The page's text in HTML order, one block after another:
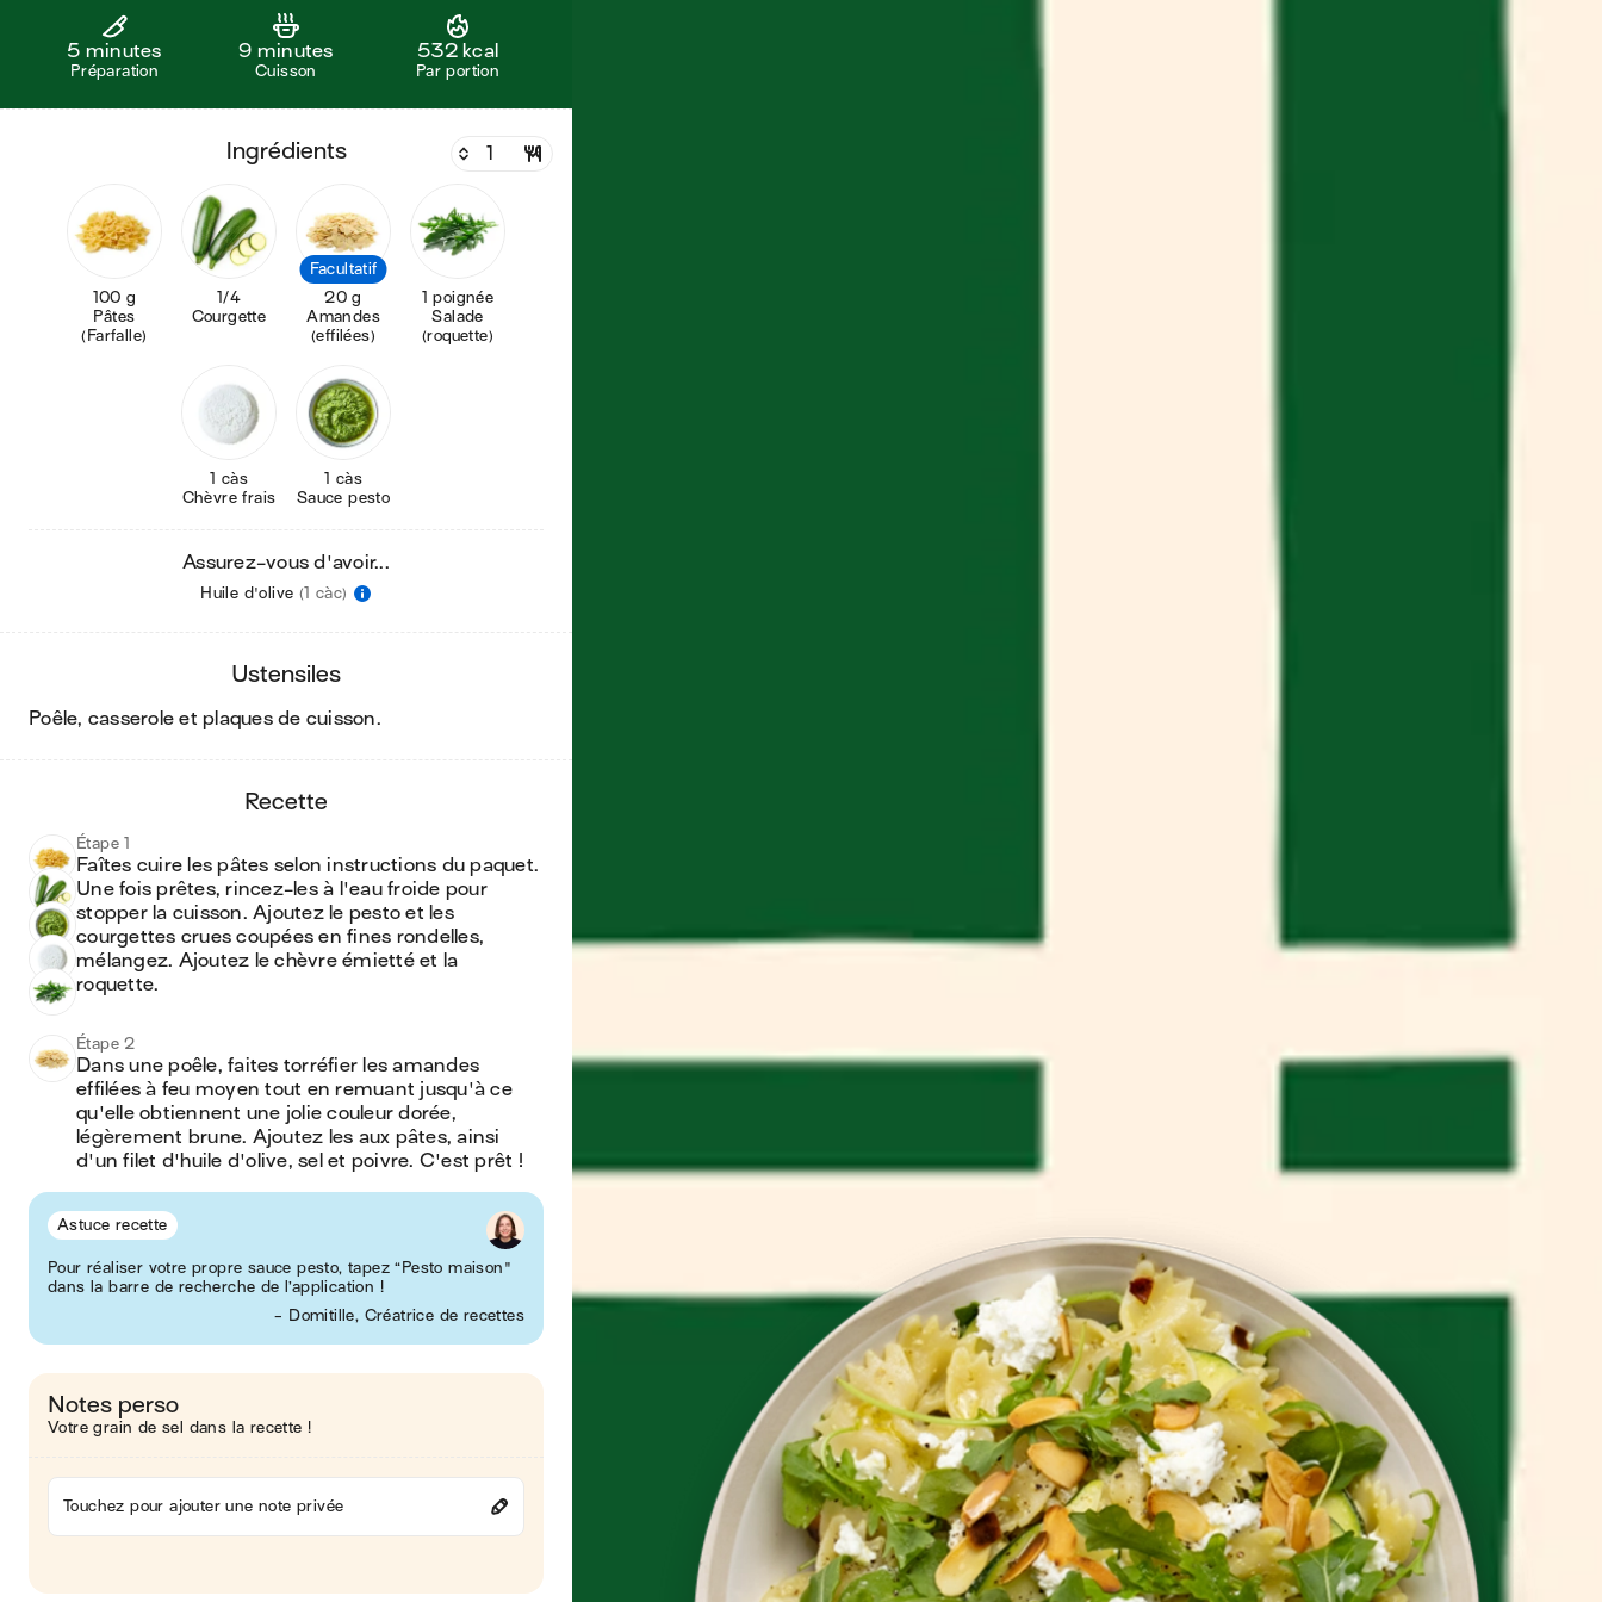
5 minutes
Préparation
9 minutes
Cuisson
532 kcal
Par portion
ingrédients
100 g
Pâtes
(Farfalle)
1/4
Courgette
Facultatif
20 g
Amandes
(effilées)
1 poignée
Salade
(roquette)
1 càs
Chèvre frais
1 càs
Sauce pesto
Assurez-vous d'avoir...
Huile d'olive (1 càc)
ustensiles
poêle, casserole et plaques de cuisson.
recette
Étape 1
Faîtes cuire les pâtes selon instructions du paquet.
Une fois prêtes, rincez-les à l'eau froide pour
stopper la cuisson. Ajoutez le pesto et les
courgettes crues coupées en fines rondelles,
mélangez. Ajoutez le chèvre émietté et la
roquette.
Étape 2
Dans une poêle, faites torréfier les amandes
effilées à feu moyen tout en remuant jusqu'à ce
qu'elle obtiennent une jolie couleur dorée,
légèrement brune. Ajoutez les aux pâtes, ainsi
d'un filet d'huile d'olive, sel et poivre. C'est prêt !
Astuce recette
Pour réaliser votre propre sauce pesto, tapez “Pesto maison"
dans la barre de recherche de l’application !
- Domitille, Créatrice de recettes
Notes perso
Votre grain de sel dans la recette !
Touchez pour ajouter une note privée